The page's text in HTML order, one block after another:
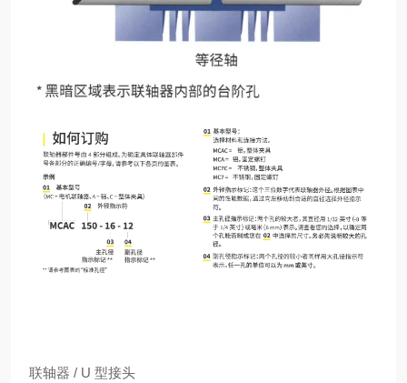
联轴器 / U 型接头